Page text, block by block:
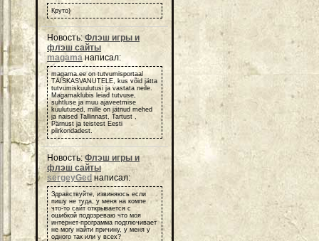
Круто)
Новость:Флэш игры и
флэш сайты
magama написал:
magama.ee on tutvumisportaal
TÄISKASVANUTELE, kus võid jätta
tutvumiskuulutusi ja vastata neile.
Magamaklubis leiad tutvuse,
suhtluse ja muu ajaveetmise
kuulutused, mille on jätnud mehed
ja naised Tallinnast, Tartust ,
Pärnust ja teistest Eesti
piirkondadest.
Новость: Флэш игры и
флэш сайты
sergeyGedнаписал:
Здравствуйте, извиняюсь если
пишу не туда, у меня на компе
что-то сайт открывается с
ошибкой подозреваю что моя
интернет-программа подглючивает
не могу найти причину, у меня у
одного так или у всех?